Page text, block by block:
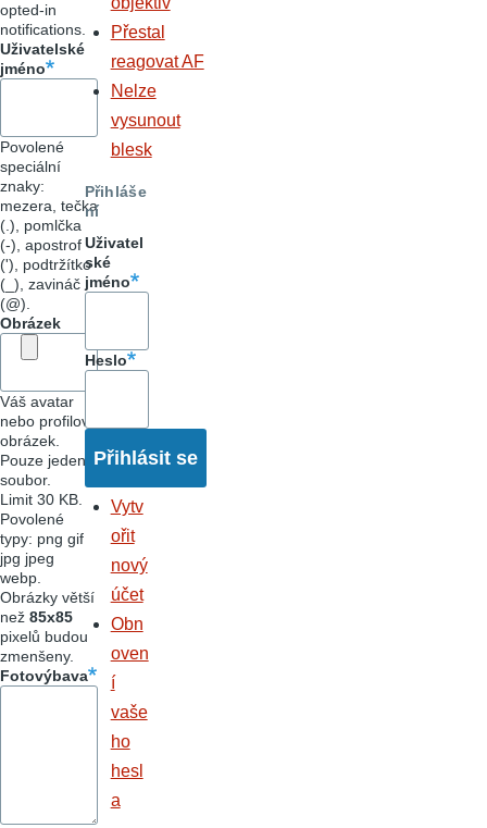
opted-in
notifications.
Uživatelské
jméno
Povolené
speciální
znaky:
mezera, tečka
(.), pomlčka
(-), apostrof
('), podtržítko
(_), zavináč
(@).
Obrázek
Váš avatar
nebo profilový
obrázek.
Pouze jeden
soubor.
Limit 30 KB.
Povolené
typy: png gif
jpg jpeg
webp.
Obrázky větší
než 85x85
pixelů budou
zmenšeny.
Fotovýbava
Přestal
reagovat AF
Nelze
vysunout
blesk
Přihláše
ní
Uživatel
ské
jméno
Heslo
Vytv
ořit
nový
účet
Obn
oven
í
vaše
ho
hesl
a